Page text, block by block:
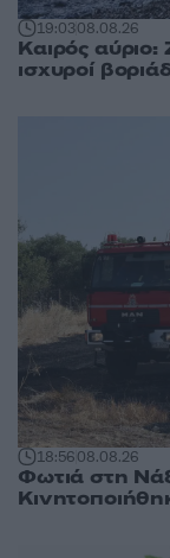
19:0308.08.26
Καιρός
ισχυροί
18:5608.08.26
Φωτιά στη